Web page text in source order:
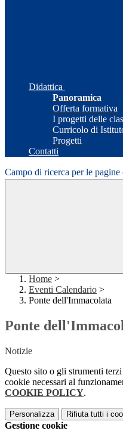
Didattica
Panoramica
Offerta formativa
I progetti delle
Curricolo di
Progetti
Contatti
Campo di ricerca per le pagine
Home >
Eventi Calendario >
Ponte dell'Immacolata
Ponte
Notizie
Questo sito o gli strumenti
cookie necessari al
COOKIE POLICY.
Personalizza Rifiuta tutti i
Gestione cookie